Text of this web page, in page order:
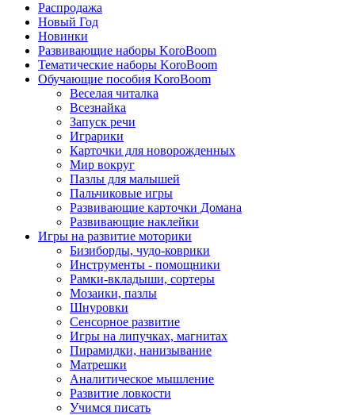
Распродажа
Новый Год
Новинки
Развивающие наборы KoroBoom
Тематические наборы KoroBoom
Обучающие пособия KoroBoom
Веселая читалка
Всезнайка
Запуск речи
Играрики
Карточки для новорожденных
Мир вокруг
Пазлы для малышей
Пальчиковые игры
Развивающие карточки Домана
Развивающие наклейки
Игры на развитие моторики
Бизиборды, чудо-коврики
Инструменты - помощники
Рамки-вкладыши, сортеры
Мозаики, пазлы
Шнуровки
Сенсорное развитие
Игры на липучках, магнитах
Пирамидки, нанизывание
Матрешки
Аналитическое мышление
Развитие ловкости
Учимся писать